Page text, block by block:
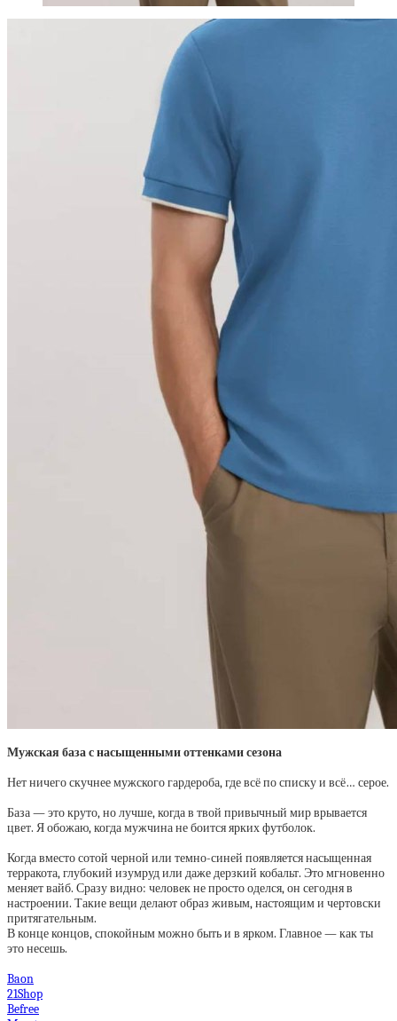
Мужская база с насыщенными оттенками сезона
Нет ничего скучнее мужского гардероба, где всё по списку и всё… серое.
База — это круто, но лучше, когда в твой привычный мир врывается
цвет. Я обожаю, когда мужчина не боится ярких футболок.
Когда вместо сотой черной или темно-синей появляется насыщенная
терракота, глубокий изумруд или даже дерзкий кобальт. Это мгновенно
меняет вайб. Сразу видно: человек не просто оделся, он сегодня в
настроении. Такие вещи делают образ живым, настоящим и чертовски
притягательным.
В конце концов, спокойным можно быть и в ярком. Главное — как ты
это несешь.
Baon
21Shop
Befree